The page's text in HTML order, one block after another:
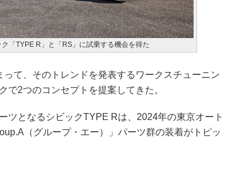
「TYPE R」と「RS」に試乗する機会を得た
て、そのトレンドを発表するワークスチューニン
で2つのコンセプトを提案してきた。
ツとなるシビックTYPE Rは、2024年の東京オート
（グループ・エー）」パーツ群の装着がトピッ